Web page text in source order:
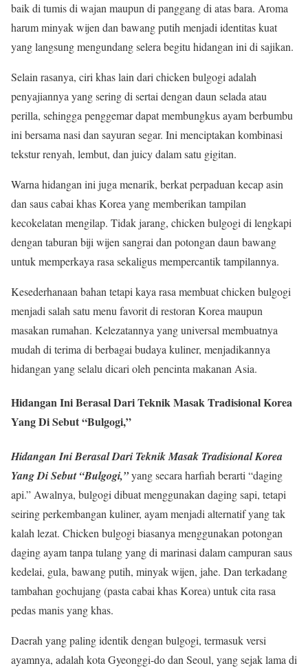
baik di tumis di wajan maupun di panggang di atas bara. Aroma
harum minyak wijen dan bawang putih menjadi identitas kuat
yang langsung mengundang selera begitu hidangan ini di sajikan.
Selain rasanya, ciri khas lain dari chicken bulgogi adalah
penyajiannya yang sering di sertai dengan daun selada atau
perilla, sehingga penggemar dapat membungkus ayam berbumbu
ini bersama nasi dan sayuran segar. Ini menciptakan kombinasi
tekstur renyah, lembut, dan juicy dalam satu gigitan.
Warna hidangan ini juga menarik, berkat perpaduan kecap asin
dan saus cabai khas Korea yang memberikan tampilan
kecokelatan mengilap. Tidak jarang, chicken bulgogi di lengkapi
dengan taburan biji wijen sangrai dan potongan daun bawang
untuk memperkaya rasa sekaligus mempercantik tampilannya.
Kesederhanaan bahan tetapi kaya rasa membuat chicken bulgogi
menjadi salah satu menu favorit di restoran Korea maupun
masakan rumahan. Kelezatannya yang universal membuatnya
mudah di terima di berbagai budaya kuliner, menjadikannya
hidangan yang selalu dicari oleh pencinta makanan Asia.
Hidangan Ini Berasal Dari Teknik Masak Tradisional Korea
Yang Di Sebut “Bulgogi,”
Hidangan Ini Berasal Dari Teknik Masak Tradisional Korea
Yang Di Sebut “Bulgogi,”yang secara harfiah berarti “daging
api.” Awalnya, bulgogi dibuat menggunakan daging sapi, tetapi
seiring perkembangan kuliner, ayam menjadi alternatif yang tak
kalah lezat. Chicken bulgogi biasanya menggunakan potongan
daging ayam tanpa tulang yang di marinasi dalam campuran saus
kedelai, gula, bawang putih, minyak wijen, jahe. Dan terkadang
tambahan gochujang (pasta cabai khas Korea) untuk cita rasa
pedas manis yang khas.
Daerah yang paling identik dengan bulgogi, termasuk versi
ayamnya, adalah kota Gyeonggi-do dan Seoul, yang sejak lama di